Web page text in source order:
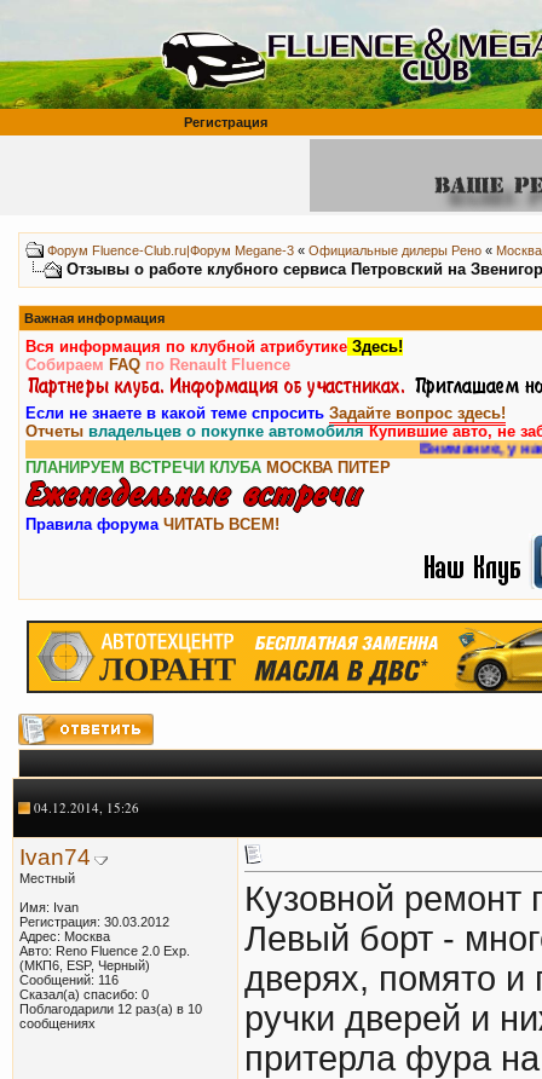
Регистрация
Форум Fluence-Club.ru|Форум Megane-3 « Официальные дилеры Рено «
Отзывы о работе клубного сервиса Петровский на
Важная информация
Вся информация по клубной атрибутике Здесь!
Собираем FAQ по Renault Fluence
Если не знаете в какой теме спросить Задайте вопрос здесь!
Отчеты владельцев о покупке автомобиляКупившие авто, не
Внимание, у нас
ПЛАНИРУЕМ ВСТРЕЧИ КЛУБА МОСКВА ПИТЕР
Правила форума ЧИТАТЬ ВСЕМ!
04.12.2014, 15:26
Ivan74
Местный
Имя: Ivan
Регистрация: 30.03.2012
Адрес: Москва
Авто: Reno Fluence 2.0 Exp.
(МКП6, ESP, Черный)
Сообщений: 116
Сказал(а) спасибо: 0
Поблагодарили 12 раз(а) в 10
сообщениях
Кузовной ремонт
Левый борт -
дверях, помято и
ручки дверей и
притерла фура